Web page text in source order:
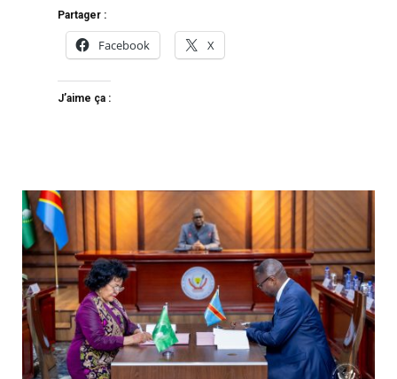
Partager :
Facebook X
J’aime ça :